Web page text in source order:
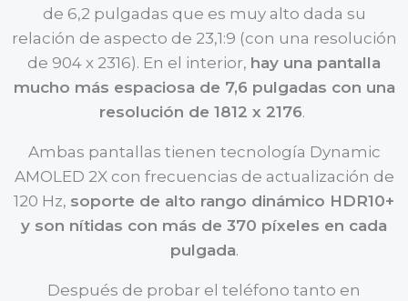
de 6,2 pulgadas que es muy alto dada su
relación de aspecto de 23,1:9 (con una resolución
de 904 x 2316). En el interior, hay una pantalla
mucho más espaciosa de 7,6 pulgadas con una
resolución de 1812 x 2176.
Ambas pantallas tienen tecnología Dynamic
AMOLED 2X con frecuencias de actualización de
120 Hz, soporte de alto rango dinámico HDR10+
y son nítidas con más de 370 píxeles en cada
pulgada.
Después de probar el teléfono tanto en